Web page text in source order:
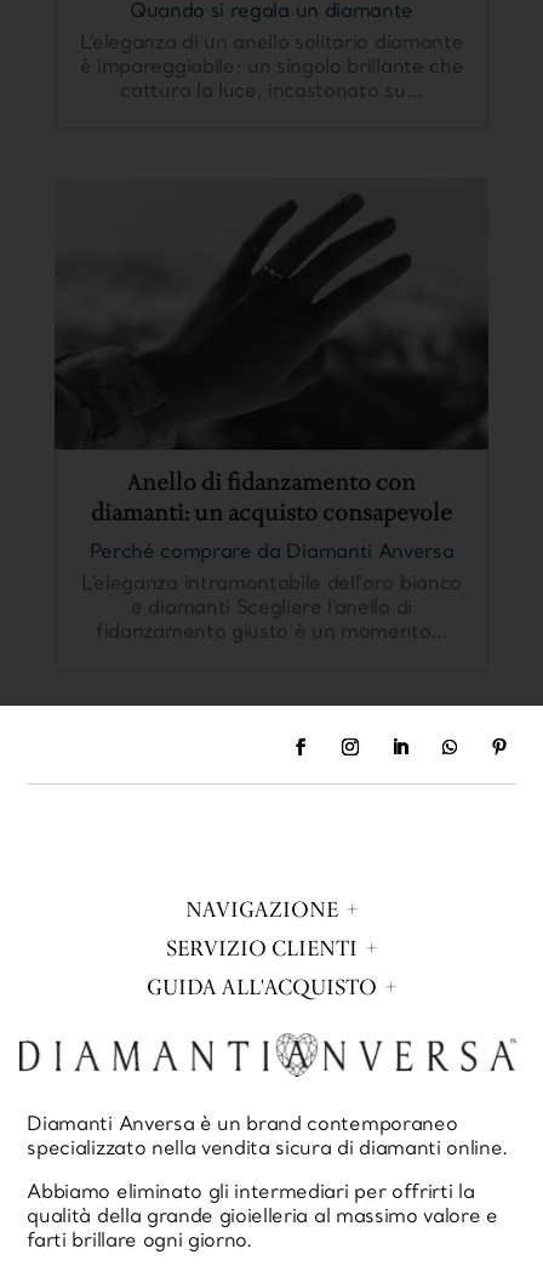
Quando si regala un diamante
L’eleganza di un anello solitario diamante
è impareggiabile: un singolo brillante che
cattura la luce, incastonato su...
Anello di fidanzamento con
diamanti: un acquisto consapevole
Perché comprare da Diamanti Anversa
L’eleganza intramontabile dell’oro bianco
e diamanti Scegliere l’anello di
fidanzamento giusto è un momento...
NAVIGAZIONE
SERVIZIO CLIENTI
GUIDA ALL'ACQUISTO
Diamanti Anversa è un brand contemporaneo
specializzato nella vendita sicura di diamanti online.
Abbiamo eliminato gli intermediari per offrirti la
qualità della grande gioielleria al massimo valore e
farti brillare ogni giorno.